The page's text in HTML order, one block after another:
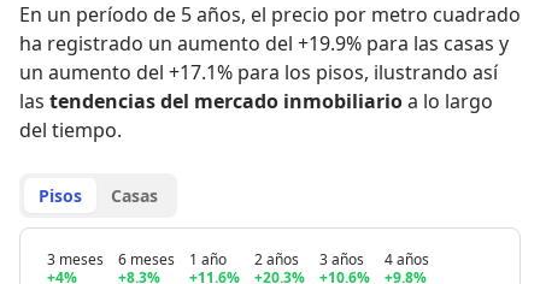
En un período de 5 años, el precio por metro cuadrado
ha registrado un aumento del +19.9% para las casas y
un aumento del +17.1% para los pisos, ilustrando así
las tendencias del mercado inmobiliarioa lo largo
del tiempo.
Pisos Casas
3 meses
+4%
6 meses
+8.3%
1 año
+11.6%
2 años
+20.3%
3 años
+10.6%
4 años
+9.8%